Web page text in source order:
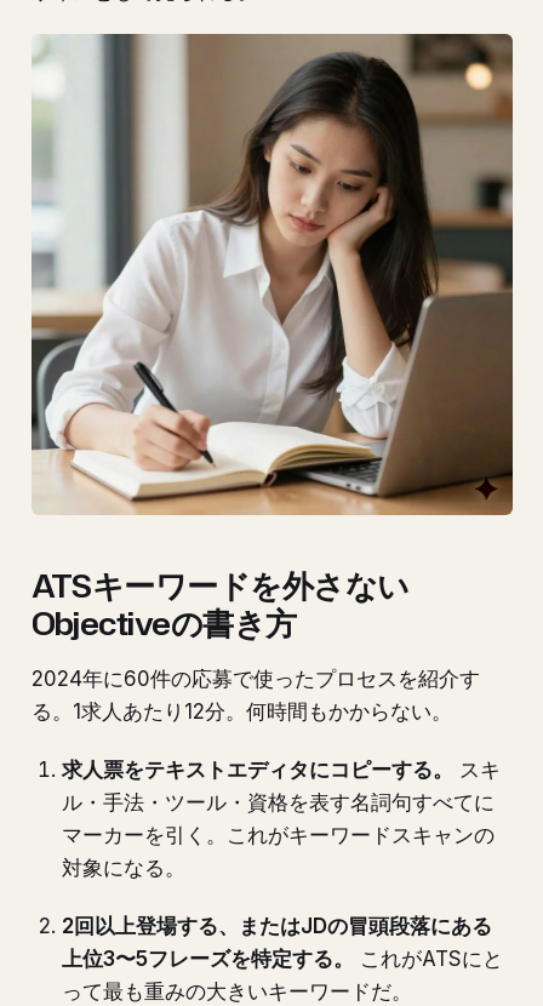
ATSキーワードを外さない
Objectiveの書き方
2024年に60件の応募で使ったプロセスを紹介す
る。1求人あたり12分。何時間もかからない。
求人票をテキストエディタにコピーする。
スキ
ル・手法・ツール・資格を表す名詞句すべてに
マーカーを引く。これがキーワードスキャンの
対象になる。
2回以上登場する、またはJDの冒頭段落にある
上位3〜5フレーズを特定する。
これがATSにと
って最も重みの大きいキーワードだ。